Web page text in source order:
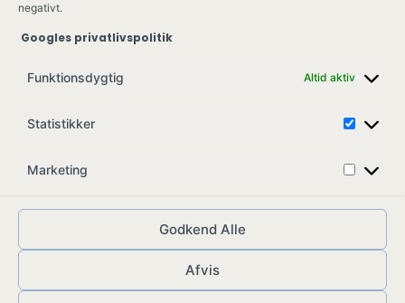
negativt.
Googles privatlivspolitik
Funktionsdygtig Altid aktiv
Statistikker
Marketing
Godkend Alle
Afvis
Ung Kult
Skovgade 17,
CVR: 41008547
© ungkult.dk - 2026 Allieret– din partner i